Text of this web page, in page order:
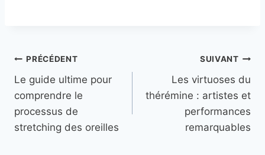
Navigation
de
l’article
PRÉCÉDENT
Le guide ultime pour
comprendre le
processus de
stretching des oreilles
SUIVANT
Les virtuoses du
thérémine : artistes et
performances
remarquables